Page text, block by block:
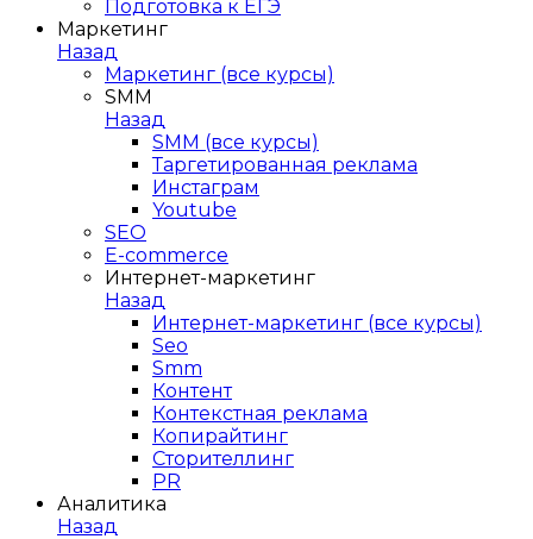
Подготовка к ЕГЭ
Маркетинг
Назад
Маркетинг (все курсы)
SMM
Назад
SMM (все курсы)
Таргетированная реклама
Инстаграм
Youtube
SEO
E-сommerce
Интернет-маркетинг
Назад
Интернет-маркетинг (все курсы)
Seo
Smm
Контент
Контекстная реклама
Копирайтинг
Сторителлинг
PR
Аналитика
Назад